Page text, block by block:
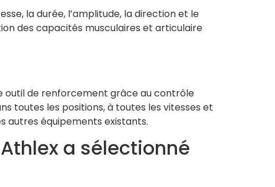
la durée, l’amplitude, la direction et le
des capacités musculaires et articulaire
outil de renforcement grâce au contrôle
toutes les positions, à toutes les vitesses et
autres équipements existants.
a sélectionné